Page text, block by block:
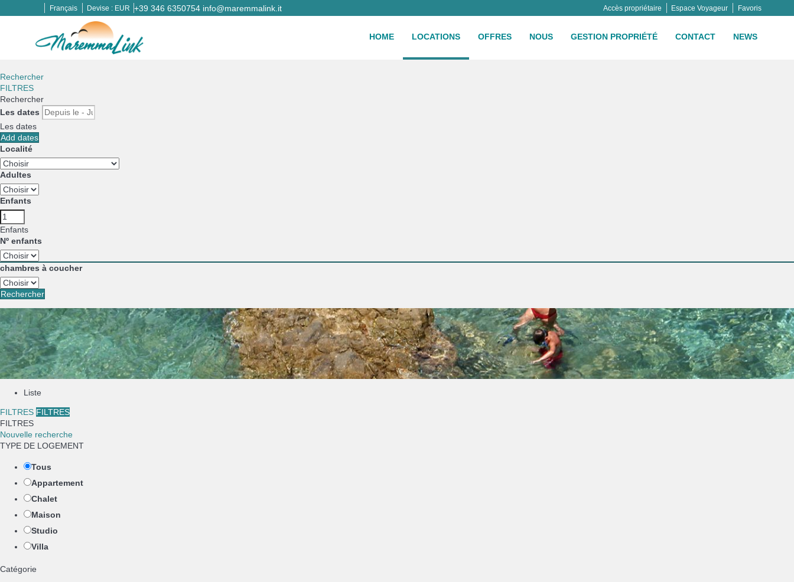
Français Devise : EUR +39 346 6350754 info@maremmalink.it Favoris
Espace Voyageur
Accès propriétaire
HOME LOCATIONS OFFRES NOUS GESTION PROPRIÉTÉ CONTACT NEWS
Rechercher
FILTRES
Rechercher
Les dates
Les dates
Add dates
Localité
Adultes
Enfants
Enfants
Nº enfants
chambres à coucher
Rechercher
Liste
FILTRES FILTRES
FILTRES
Nouvelle recherche
TYPE DE LOGEMENT
Tous
Appartement
Chalet
Maison
Studio
Villa
Catégorie